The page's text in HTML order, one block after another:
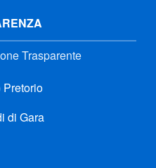
Trasparente
di Gara